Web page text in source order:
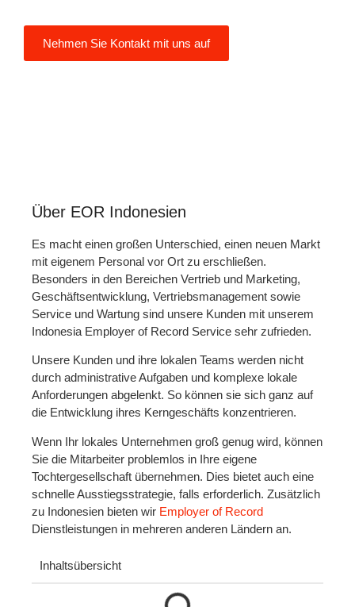
Nehmen Sie Kontakt mit uns auf
Über EOR Indonesien
Es macht einen großen Unterschied, einen neuen Markt
mit eigenem Personal vor Ort zu erschließen.
Besonders in den Bereichen Vertrieb und Marketing,
Geschäftsentwicklung, Vertriebsmanagement sowie
Service und Wartung sind unsere Kunden mit unserem
Indonesia Employer of Record Service sehr zufrieden.
Unsere Kunden und ihre lokalen Teams werden nicht
durch administrative Aufgaben und komplexe lokale
Anforderungen abgelenkt. So können sie sich ganz auf
die Entwicklung ihres Kerngeschäfts konzentrieren.
Wenn Ihr lokales Unternehmen groß genug wird, können
Sie die Mitarbeiter problemlos in Ihre eigene
Tochtergesellschaft übernehmen. Dies bietet auch eine
schnelle Ausstiegsstrategie, falls erforderlich. Zusätzlich
zu Indonesien bieten wir Employer of Record
Dienstleistungen in mehreren anderen Ländern an.
Inhaltsübersicht